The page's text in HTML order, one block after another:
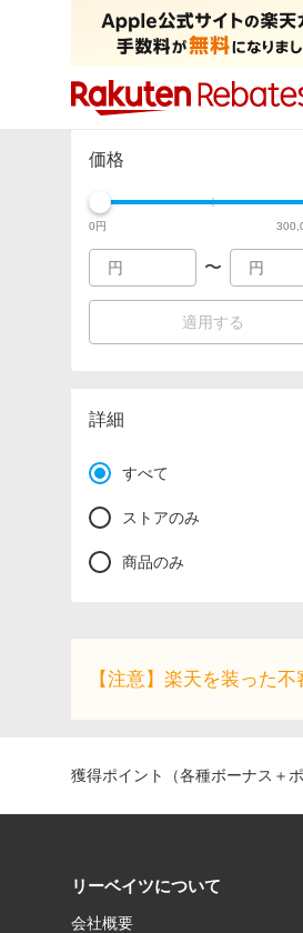
カテゴリー一覧
価格
0円
〜
適用する
詳細
すべて
ストアのみ
商品のみ
【注意】楽天を装った
獲得ポイント（各種ボーナス＋
リーベイツについて
会社概要